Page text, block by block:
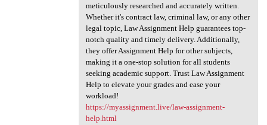
meticulously researched and accurately written.
Whether it's contract law, criminal law, or any other
legal topic, Law Assignment Help guarantees top-
notch quality and timely delivery. Additionally,
they offer Assignment Help for other subjects,
making it a one-stop solution for all students
seeking academic support. Trust Law Assignment
Help to elevate your grades and ease your
workload!
https://myassignment.live/law-assignment-
help.html